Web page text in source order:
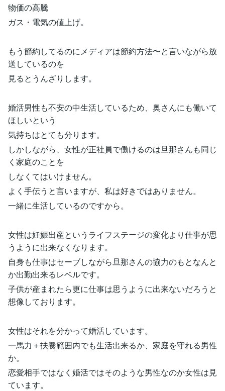
物価の高騰
ガス・電気の値上げ。
もう節約してるのにメディアは節約方法〜と言いながら放
送しているのを
見るとうんざりします。
婚活男性も不安の中生活しているため、奥さんにも働いて
ほしいという
気持ちはとても分ります。
しかしながら、女性が正社員で働けるのは旦那さんも同じ
く家庭のことを
しなくてはいけません。
よく手伝うと言いますが、私は好きではありません。
一緒に生活しているのですから。
女性は妊娠出産というライフステージの変化より仕事が思
うように出来なくなります。
自身も仕事はセーブしながら旦那さんの協力のもとなんと
か出勤出来るレベルです。
子供が産まれたら更に仕事は思うように出来ないだろうと
想像しております。
女性はそれを分かって婚活しています。
一馬力＋扶養範囲内でも生活出来るか、家庭を守れる男性
か。
恋愛相手ではなく婚活ではそのような男性なのか女性は見
ています。